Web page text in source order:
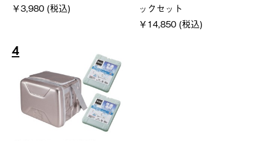
￥3,980 (税込)
ックセット
￥14,850 (税込)
4